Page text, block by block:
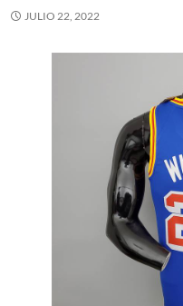
JULIO 22, 2022